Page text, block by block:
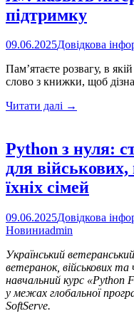
підтримку
09.06.2025Довідкова
Пам’ятаєте розвагу, в
слово з книжки, щоб
Читати далі «Ти
відновлення
від
А
до
Я»:
літеру
–
підтримку
→
Python з нуля:
для військових,
їхніх сімей
09.06.2025Довідкова
Новиниadmin
Український
ветеранок, військових та
навчальний курс «Python
у межах глобальної
SoftServe.